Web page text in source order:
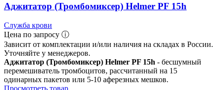
Аджитатор (Тромбомиксер) Helmer PF 15h
Служба крови
Цена по запросу ⓘ
Зависит от комплектации и/или наличия на складах в России.
Уточняйте у менеджеров.
Аджитатор (Тромбомиксер) Helmer PF 15h - бесшумный
перемешиватель тромбоцитов, рассчитанный на 15
одинарных пакетов или 5-10 аферезных мешков.
Просмотреть товар